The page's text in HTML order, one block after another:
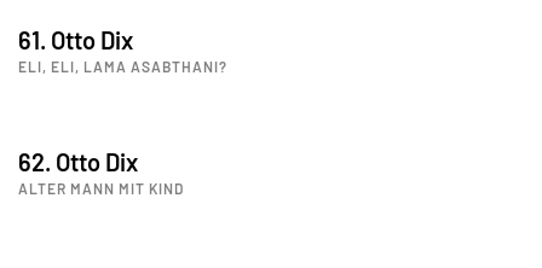
61. Otto Dix
ELI, ELI, LAMA ASABTHANI?
62. Otto Dix
ALTER MANN MIT KIND